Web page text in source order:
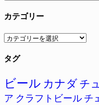
カテゴリー
カ
ゴ
ー
タグ
ビール カナダ チ
ア クラフトビール チ